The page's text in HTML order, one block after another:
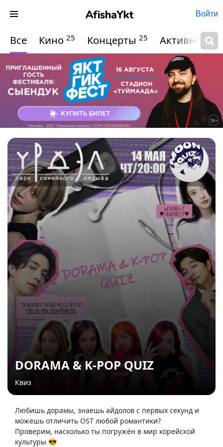
Войти
Все Кино 25 Концерты 25 Активный
DORAMA & K-POP QUIZ
Квиз
Любишь дорамы, знаешь айдолов с первых секунд и
можешь отличить OST любой романтики?
Проверим, насколько ты погружён в мир корейской
культуры 😎